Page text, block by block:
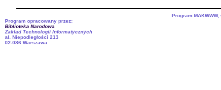
Program
Program opracowany przez:
Biblioteka Narodowa
Zakład Technologii Informatycznych
al. Niepodległości 213
02-086 Warszawa